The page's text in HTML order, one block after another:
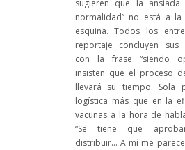
sugieren que la ansiada
normalidad” no está a
esquina. Todos los
reportaje concluyen sus
con la frase “siendo
insisten que el proceso
llevará su tiempo. Sola
logística más que en la
vacunas a la hora de
“Se tiene que
distribuir… A mí me